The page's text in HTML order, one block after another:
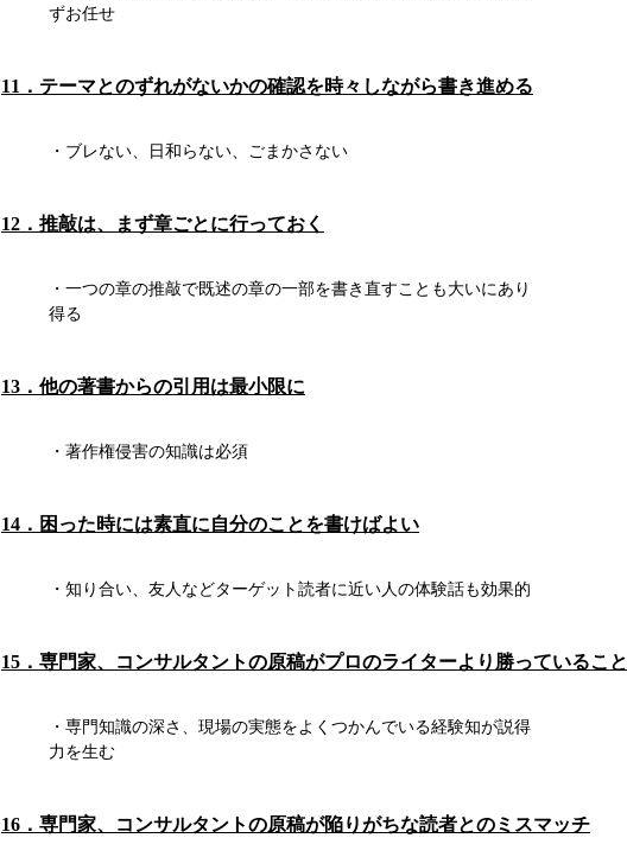
ずお任せ
11．テーマとのずれがないかの確認を時々しながら書き進める
・ブレない、日和らない、ごまかさない
12．推敲は、まず章ごとに行っておく
・一つの章の推敲で既述の章の一部を書き直すことも大いにあり
得る
13．他の著書からの引用は最小限に
・著作権侵害の知識は必須
14．困った時には素直に自分のことを書けばよい
・知り合い、友人などターゲット読者に近い人の体験話も効果的
15．専門家、コンサルタントの原稿がプロのライターより勝っていること
・専門知識の深さ、現場の実態をよくつかんでいる経験知が説得
力を生む
16．専門家、コンサルタントの原稿が陥りがちな読者とのミスマッチ